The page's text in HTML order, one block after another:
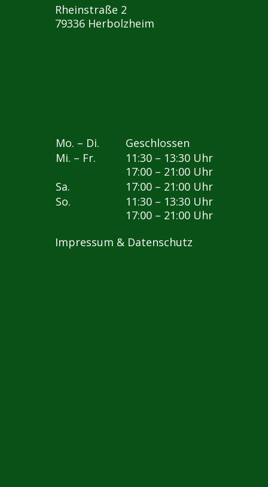
Rheinstraße 2
79336 Herbolzheim
Mo. – Di.
Geschlossen
Mi. – Fr.
11:30 – 13:30 Uhr
17:00 – 21:00 Uhr
Sa.
17:00 – 21:00 Uhr
So.
11:30 – 13:30 Uhr
17:00 – 21:00 Uhr
Impressum & Datenschutz